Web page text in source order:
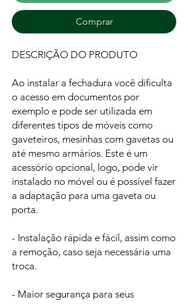
Comprar
DESCRIÇÃO DO PRODUTO
Ao instalar a fechadura você dificulta
o acesso em documentos por
exemplo e pode ser utilizada em
diferentes tipos de móveis como
gaveteiros, mesinhas com gavetas ou
até mesmo armários. Este é um
acessório opcional, logo, pode vir
instalado no móvel ou é possível fazer
a adaptação para uma gaveta ou
porta.
- Instalação rápida e fácil, assim como
a remoção, caso seja necessária uma
troca.
- Maior segurança para seus